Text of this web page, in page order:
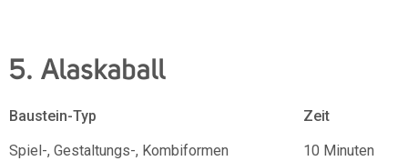
5. Alaskaball
Baustein-Typ
Zeit
Spiel-, Gestaltungs-, Kombiformen
10 Minuten